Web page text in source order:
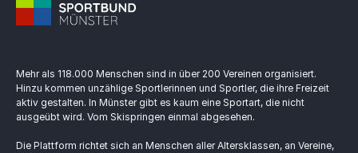
Mehr als 118.000 Menschen sind in über 200 Vereinen organisiert.
Hinzu kommen unzählige Sportlerinnen und Sportler, die ihre Freizeit
aktiv gestalten. In Münster gibt es kaum eine Sportart, die nicht
ausgeübt wird. Vom Skispringen einmal abgesehen.
Die Plattform richtet sich an Menschen aller Altersklassen, an Vereine,